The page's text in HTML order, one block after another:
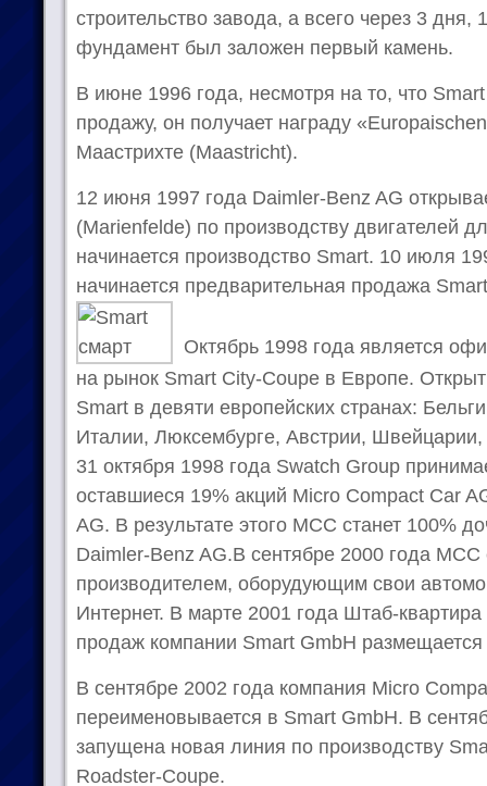
строительство завода, а всего через 3 дня,
фундамент был заложен первый камень.
В июне 1996 года, несмотря на то, что
продажу, он получает награду
Маастрихте (Maastricht).
12 июня 1997 года Daimler-Benz AG
(Marienfelde) по производству двигателей
начинается производство Smart. 10 июля
начинается предварительная продажа
Октябрь 1998 года является
на рынок Smart City-Coupe в Европе.
Smart в девяти европейских странах:
Италии, Люксембурге, Австрии,
31 октября 1998 года Swatch Group
оставшиеся 19% акций Micro Compact Car
AG. В результате этого MCC станет 100%
Daimler-Benz AG.В сентябре 2000 года МСС
производителем, оборудующим свои
Интернет. В марте 2001 года Штаб-
продаж компании Smart GmbH
В сентябре 2002 года компания Micro
переименовывается в Smart GmbH. В
запущена новая линия по производству
Roadster-Coupe.